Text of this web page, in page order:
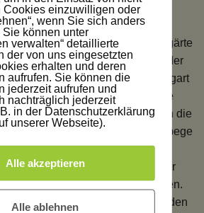
In den
Nachbargärte
n und in der
Schrebergart
enkolonie
erwachen die
pflanzenbege
isterten
Bewohner
zum Leben.
Rasenmäher gehört und auch in den
Cookies einzuwilligen oder
wenn Sie sich anders
können unter
verwalten“ detaillierte
der von uns eingesetzten
erhalten und deren
aufrufen. Sie können die
jederzeit aufrufen und
nachträglich jederzeit
in der Datenschutzerklärung
unserer Webseite).
Alle akzeptieren
Alle ablehnen